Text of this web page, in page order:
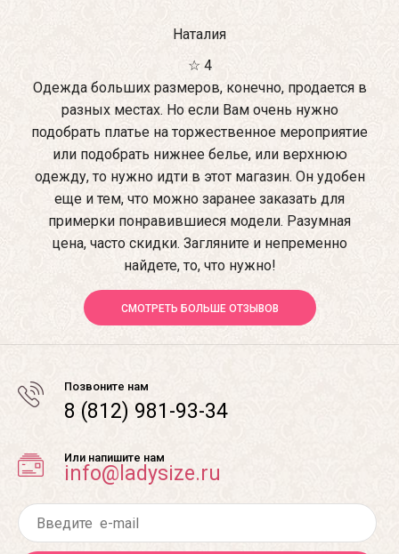
Наталия
☆ 4
Одежда больших размеров, конечно, продается в
разных местах. Но если Вам очень нужно
подобрать платье на торжественное мероприятие
или подобрать нижнее белье, или верхнюю
одежду, то нужно идти в этот магазин. Он удобен
еще и тем, что можно заранее заказать для
примерки понравившиеся модели. Разумная
цена, часто скидки. Загляните и непременно
найдете, то, что нужно!
СМОТРЕТЬ БОЛЬШЕ ОТЗЫВОВ
Позвоните нам
8 (812) 981-93-34
Или напишите нам
info@ladysize.ru